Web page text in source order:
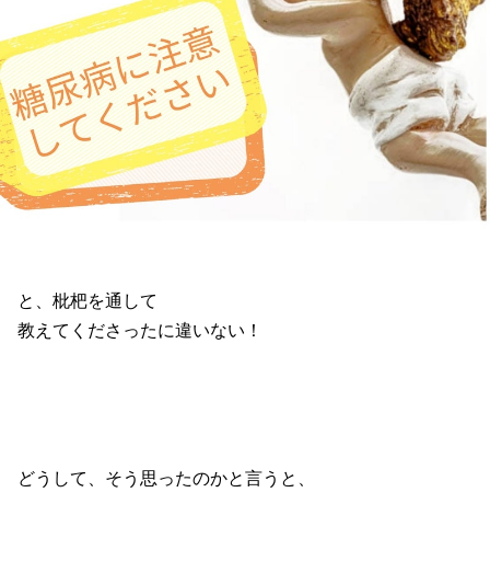
と、枇杷を通して
教えてくださったに違いない！
どうして、そう思ったのかと言うと、